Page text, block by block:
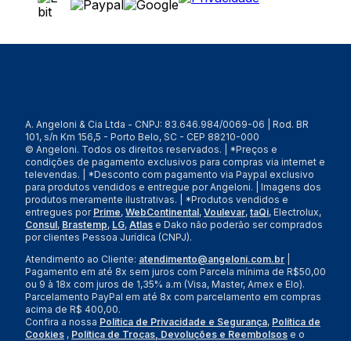
A. Angeloni & Cia Ltda - CNPJ: 83.646.984/0069-06 | Rod. BR
101, s/n Km 156,5 - Porto Belo, SC - CEP 88210-000
© Angeloni. Todos os direitos reservados. | *Preços e
condições de pagamento exclusivos para compras via internet e
televendas. | *Desconto com pagamento via Paypal exclusivo
para produtos vendidos e entregue por Angeloni. | Imagens dos
produtos meramente ilustrativas. | *Produtos vendidos e
entregues por Prime, WebContinental, Voulevar, taQi, Electrolux,
Consul, Brastemp, LG, Atlas e Dako não poderão ser comprados
por clientes Pessoa Jurídica (CNPJ).
Atendimento ao Cliente: atendimento@angeloni.com.br
Pagamento em até 8x sem juros com Parcela mínima de R$50,00
ou 9 à 18x com juros de 1,35% a.m (Visa, Master, Amex e Elo).
Parcelamento PayPal em até 8x com parcelamento em compras
acima de R$ 400,00.
Confira a nossa Política de Privacidade e Segurança, Política de
Cookies , Política de Trocas, Devoluções e Reembolsos e o